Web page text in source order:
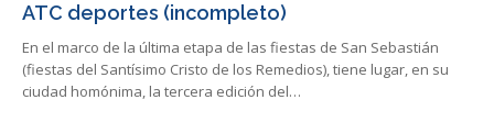
ATC deportes (incompleto)
En el marco de la última etapa de las fiestas de San Sebastián
(fiestas del Santísimo Cristo de los Remedios), tiene lugar, en su
ciudad homónima, la tercera edición del…